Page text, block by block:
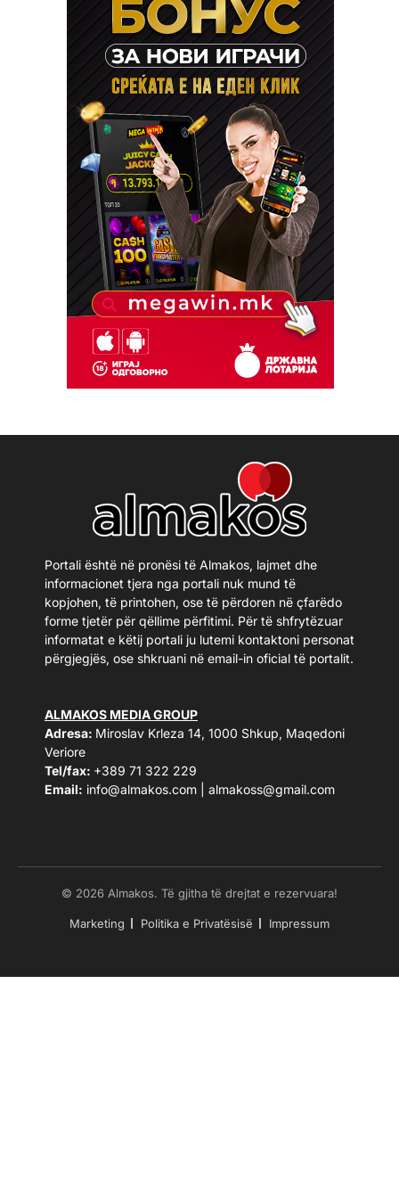
Portali është në pronësi të Almakos, lajmet dhe
informacionet tjera nga portali nuk mund të
kopjohen, të printohen, ose të përdoren në çfarëdo
forme tjetër për qëllime përfitimi. Për të shfrytëzuar
informatat e këtij portali ju lutemi kontaktoni personat
përgjegjës, ose shkruani në email-in oficial të portalit.
ALMAKOS MEDIA GROUP
Adresa: Miroslav Krleza 14, 1000 Shkup, Maqedoni
Veriore
Tel/fax: +389 71 322 229
Email: info@almakos.com almakoss@gmail.com
© 2026 Almakos. Të gjitha të drejtat e rezervuara!
Marketing Politika e Privatësisë Impressum